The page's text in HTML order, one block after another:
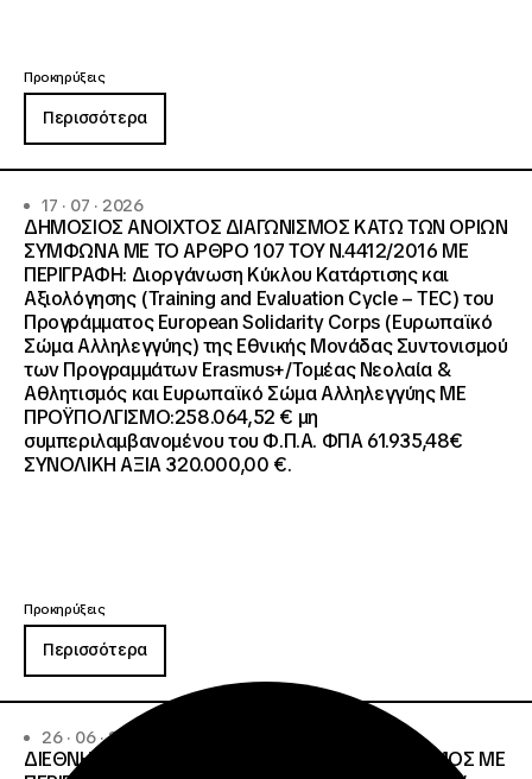
Προκηρύξεις
Περισσότερα
17 · 07 · 2026
ΔΗΜΟΣΙΟΣ ΑΝΟΙΧΤΟΣ ΔΙΑΓΩΝΙΣΜΟΣ ΚΑΤΩ ΤΩΝ ΟΡΙΩΝ
ΣΥΜΦΩΝΑ ΜΕ ΤΟ ΑΡΘΡΟ 107 ΤΟΥ Ν.4412/2016 ΜΕ
ΠΕΡΙΓΡΑΦΗ: Διοργάνωση Κύκλου Κατάρτισης και
Αξιολόγησης (Training and Evaluation Cycle – TEC) του
Προγράμματος European Solidarity Corps (Ευρωπαϊκό
Σώμα Αλληλεγγύης) της Εθνικής Μονάδας Συντονισμού
των Προγραμμάτων Erasmus+/Τομέας Νεολαία &
Αθλητισμός και Ευρωπαϊκό Σώμα Αλληλεγγύης ΜΕ
ΠΡΟΫΠΟΛΓΙΣΜΟ:258.064,52 € μη
συμπεριλαμβανομένου του Φ.Π.Α. ΦΠΑ 61.935,48€
ΣΥΝΟΛΙΚΗ ΑΞΙΑ 320.000,00 €.
Προκηρύξεις
Περισσότερα
26 · 06 · 2026
ΔΙΕΘΝΗΣ ΑΝΟΙΧΤΟΣ ΗΛΕΚΤΡΟΝΙΚΟΣ ΔΙΑΓΩΝΙΣΜΟΣ ΜΕ